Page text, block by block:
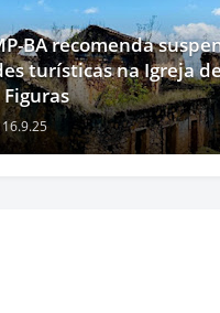
BA recomenda
turísticas na Igreja
16.9.25